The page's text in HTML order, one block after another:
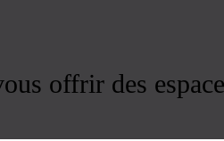
offrir des